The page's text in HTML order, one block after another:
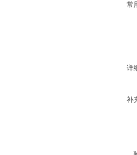
常
详
补